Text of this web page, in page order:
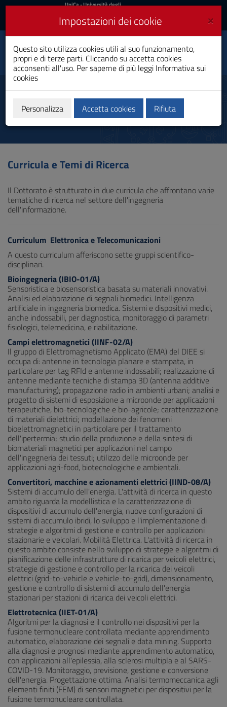
Vai
al
navigazione
sito
al
UniCa
Accedi
UniCa- Università degli
Accedi UniCA News
Toggle
navigation
Ingegneria elettronica
ed informatica
Dottorato di Ricerca
Tematiche di ricerca
Curricula e Temi di Ricerca
Il Dottorato è strutturato in due curricula che affrontano varie
tematiche di ricerca nel settore dell'ingegneria
dell'informazione.
Curriculum Elettronica e Telecomunicazioni
A questo curriculum afferiscono sette gruppi scientifico-
disciplinari.
Bioingegneria (IBIO-01/A)
Sensoristica e biosensoristica basata su materiali innovativi.
Analisi ed elaborazione di segnali biomedici. Intelligenza
artificiale in ingegneria biomedica. Sistemi e dispositivi medici,
anche indossabili, per diagnostica, monitoraggio di parametri
fisiologici, telemedicina, e riabilitazione.
Campi elettromagnetici (IINF-02/A)
Il gruppo di Elettromagnetismo Applicato (EMA) del DIEE si
occupa di: antenne in tecnologia planare e stampata, in
particolare per tag RFId e antenne indossabili; realizzazione di
antenne mediante tecniche di stampa 3D (antenna additive
manufacturing); propagazione radio in ambienti urbani; analisi e
progetto di sistemi di esposizione a microonde per applicazioni
terapeutiche, bio-tecnologiche e bio-agricole; caratterizzazione
di materiali dielettrici; modellazione dei fenomeni
bioelettromagnetici in particolare per il trattamento
dell'ipertermia; studio della produzione e della sintesi di
biomateriali magnetici per applicazioni nel campo
dell'ingegneria dei tessuti; utilizzo delle microonde per
applicazioni agri-food, biotecnologiche e ambientali.
Convertitori, macchine e azionamenti elettrici (IIND-08/A)
Sistemi di accumulo dell'energia. L'attività di ricerca in questo
ambito riguarda la modellistica e la caratterizzazione di
dispositivi di accumulo dell'energia, nuove configurazioni di
sistemi di accumulo ibridi, lo sviluppo e l'implementazione di
strategie e algoritmi di gestione e controllo per applicazioni
stazionarie e veicolari. Mobilità Elettrica. L'attività di ricerca in
questo ambito consiste nello sviluppo di strategie e algoritmi di
pianificazione delle infrastrutture di ricarica per veicoli elettrici,
strategie di gestione e controllo per la ricarica dei veicoli
elettrici (grid-to-vehicle e vehicle-to-grid), dimensionamento,
gestione e controllo di sistemi di accumulo dell'energia
stazionari per stazioni di ricarica dei veicoli elettrici.
Elettrotecnica (IIET-01/A)
Algoritmi per la diagnosi e il controllo nei dispositivi per la
fusione termonucleare controllata mediante apprendimento
automatico, elaborazione dei segnali e data mining. Supporto
alla diagnosi e prognosi mediante apprendimento automatico,
con applicazioni all'epilessia, alla sclerosi multipla e al SARS-
COVID-19. Monitoraggio, previsione, gestione e conversione
dell'energia. Progettazione ottima. Analisi termomeccanica agli
elementi finiti (FEM) di sensori magnetici per dispositivi per la
fusione termonucleare controllata.
×
Impostazioni dei cookie
Questo sito utilizza cookies utili al suo funzionamento,
propri e di terze parti. Cliccando su accetta cookies
acconsenti all'uso. Per saperne di più leggi Informativa sui
cookies
Personalizza Accetta cookies Rifiuta